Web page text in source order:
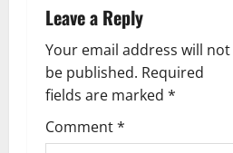
v
i
g
a
Leave a Reply
Your email address will not
be published. Required
fields are marked *
Comment*